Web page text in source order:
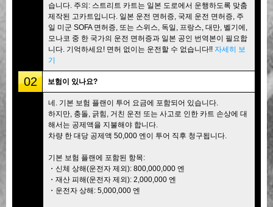
도쿄 아사쿠사 오사카
오키나와
습니다. 주의: 스트리트 카트는 일본 도로에서 운행하도록 맞춤
제작된 고카트입니다. 일본 운전 면허증, 국제 운전 면허증, 주
일 미군 SOFA 면허증, 또는 스위스, 독일, 프랑스, 대만, 벨기에,
모나코 중 한 국가의 운전 면허증과 일본 공인 번역본이 필요합
니다. 기억하세요! 면허 없이는 운전할 수 없습니다!! 자세히 보
기
02 보험이 있나요?
네. 기본 보험 플랜이 투어 요금에 포함되어 있습니다.
하지만, 충돌, 긁힘, 거친 운전 또는 사고로 인한 카트 손상에 대
해서는 공제액을 지불해야 합니다.
차량 한 대당 공제액 50,000 엔이 투어 직후 청구됩니다.
기본 보험 플랜에 포함된 항목:
・신체 상해(운전자 제외): 800,000,000 엔
・재산 피해(운전자 제외): 2,000,000 엔
・운전자 상해: 5,000,000 엔